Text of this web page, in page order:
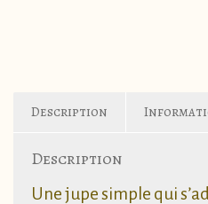
Description
Description
Une jupe simple qui